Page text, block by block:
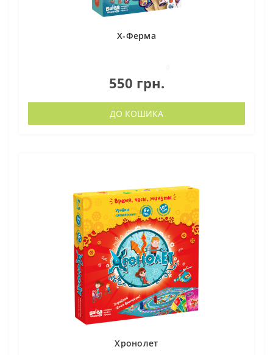
Х-Ферма
550 грн.
ДО КОШИКА
Хронолет